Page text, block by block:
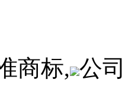
商标, 公